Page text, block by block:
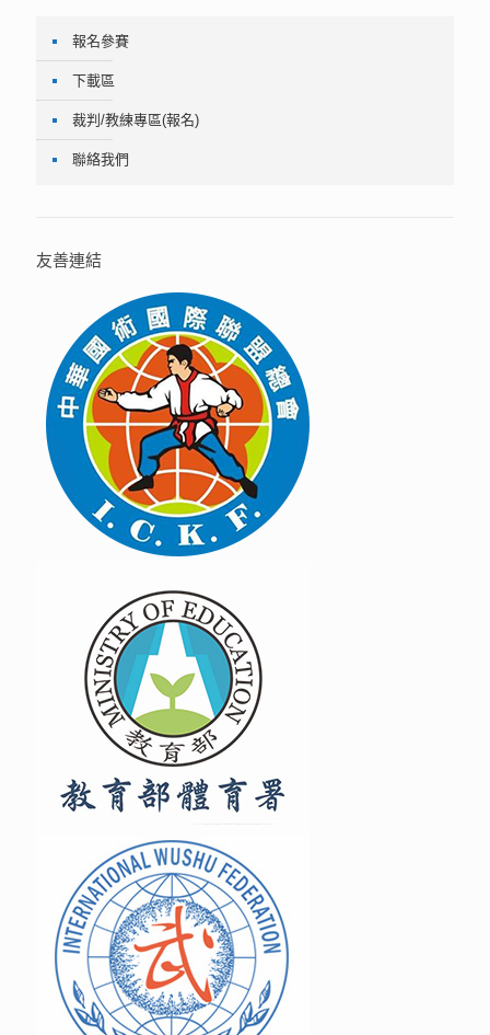
報名參賽
下載區
裁判/教練專區(報名)
聯絡我們
友善連結